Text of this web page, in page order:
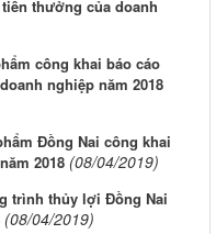
thưởng của doanh
công khai báo cáo
nghiệp năm 2018
Đồng Nai công khai
2018 (08/04/2019)
trình thủy lợi Đồng Nai
(08/04/2019)